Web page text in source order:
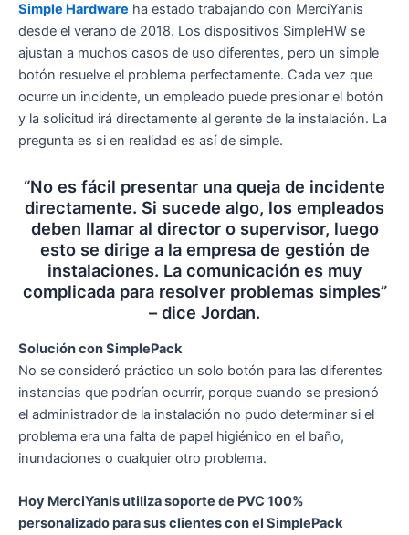
Simple Hardware ha estado trabajando con MerciYanis
desde el verano de 2018. Los dispositivos SimpleHW se
ajustan a muchos casos de uso diferentes, pero un simple
botón resuelve el problema perfectamente. Cada vez que
ocurre un incidente, un empleado puede presionar el botón
y la solicitud irá directamente al gerente de la instalación. La
pregunta es si en realidad es así de simple.
“No es fácil presentar una queja de incidente
directamente. Si sucede algo, los empleados
deben llamar al director o supervisor, luego
esto se dirige a la empresa de gestión de
instalaciones. La comunicación es muy
complicada para resolver problemas simples”
– dice Jordan.
Solución con SimplePack
No se consideró práctico un solo botón para las diferentes
instancias que podrían ocurrir, porque cuando se presionó
el administrador de la instalación no pudo determinar si el
problema era una falta de papel higiénico en el baño,
inundaciones o cualquier otro problema.
Hoy MerciYanis utiliza soporte de PVC 100%
personalizado para sus clientes con el SimplePack